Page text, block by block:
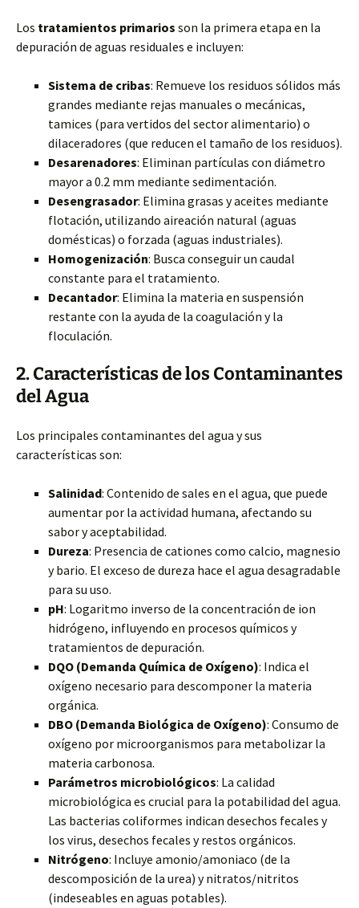
Los tratamientos primarios son la primera etapa en la
depuración de aguas residuales e incluyen:
Sistema de cribas: Remueve los residuos sólidos más
grandes mediante rejas manuales o mecánicas,
tamices (para vertidos del sector alimentario) o
dilaceradores (que reducen el tamaño de los residuos).
Desarenadores: Eliminan partículas con diámetro
mayor a 0.2 mm mediante sedimentación.
Desengrasador: Elimina grasas y aceites mediante
flotación, utilizando aireación natural (aguas
domésticas) o forzada (aguas industriales).
Homogenización: Busca conseguir un caudal
constante para el tratamiento.
Decantador: Elimina la materia en suspensión
restante con la ayuda de la coagulación y la
floculación.
2. Características de los Contaminantes
del Agua
Los principales contaminantes del agua y sus
características son:
Salinidad: Contenido de sales en el agua, que puede
aumentar por la actividad humana, afectando su
sabor y aceptabilidad.
Dureza: Presencia de cationes como calcio, magnesio
y bario. El exceso de dureza hace el agua desagradable
para su uso.
pH: Logaritmo inverso de la concentración de ion
hidrógeno, influyendo en procesos químicos y
tratamientos de depuración.
DQO (Demanda Química de Oxígeno): Indica el
oxígeno necesario para descomponer la materia
orgánica.
DBO (Demanda Biológica de Oxígeno): Consumo de
oxígeno por microorganismos para metabolizar la
materia carbonosa.
Parámetros microbiológicos: La calidad
microbiológica es crucial para la potabilidad del agua.
Las bacterias coliformes indican desechos fecales y
los virus, desechos fecales y restos orgánicos.
Nitrógeno: Incluye amonio/amoniaco (de la
descomposición de la urea) y nitratos/nitritos
(indeseables en aguas potables).